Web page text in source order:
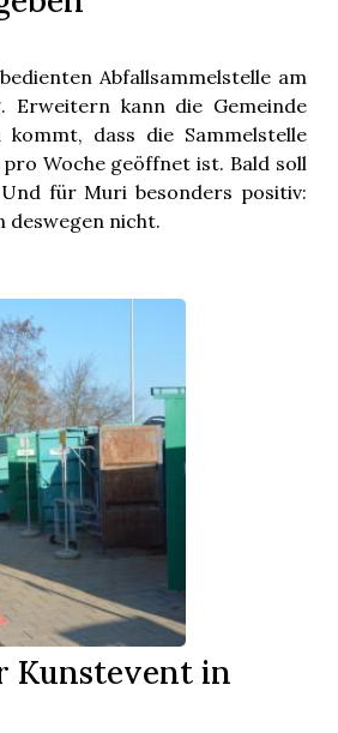
Abfallsammelstelle am
Erweitern kann die Gemeinde
dass die Sammelstelle
Woche geöffnet ist. Bald soll
für Muri besonders positiv:
deswegen nicht.
Kunstevent in